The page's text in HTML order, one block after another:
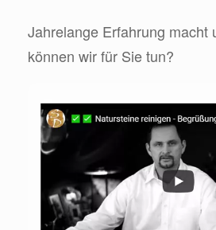
Jahrelange Erfahrung macht
können wir für Sie tun?